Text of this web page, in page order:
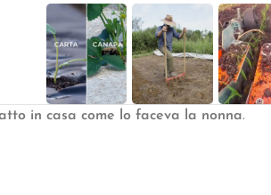
in casa come lo faceva la nonna.